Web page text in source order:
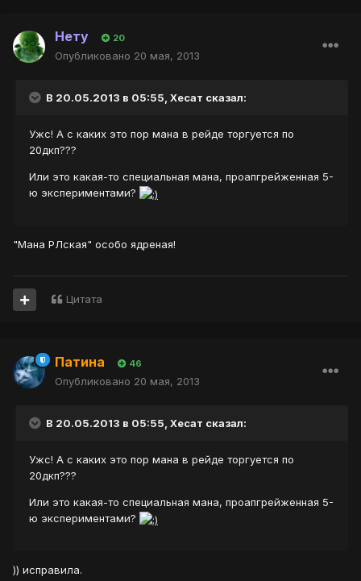
Нету 20
Опубликовано 20 мая, 2013
В 20.05.2013 в 05:55, Хесат сказал:
Ужс! А с каких это пор мана в рейде торгуется по
20дкп???
Или это какая-то специальная мана, проапгрейженная 5-
ю экспериментами?
"Мана РЛская" особо ядреная!
Цитата
Патина 46
Опубликовано 20 мая, 2013
В 20.05.2013 в 05:55, Хесат сказал:
Ужс! А с каких это пор мана в рейде торгуется по
20дкп???
Или это какая-то специальная мана, проапгрейженная 5-
ю экспериментами?
)) исправила.